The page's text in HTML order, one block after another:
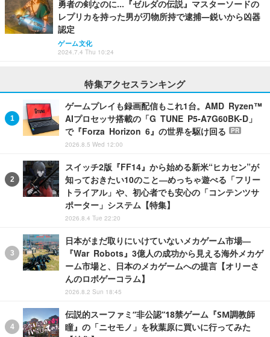
勇者の剣なのに…『ゼルダの伝説』マスターソードの
レプリカを持った男が刃物所持で逮捕―鋭いから凶器
認定
ゲーム文化
2024.7.4 Thu 10:24
特集アクセスランキング
ゲームプレイも録画配信もこれ1台。AMD Ryzen™
AIプロセッサ搭載の「G TUNE P5-A7G60BK-D」
で『Forza Horizon 6』の世界を駆け回る
PR
2026.8.5 Wed 12:00
スイッチ2版『FF14』から始める新米“ヒカセン”が
知っておきたい10のこと―めっちゃ遊べる「フリー
トライアル」や、初心者でも安心の「コンテンツサ
ポーター」システム【特集】
2026.8.4 Tue 22:20
日本がまだ取りにいけていないメカゲーム市場―
『War Robots』3億人の成功から見える海外メカゲ
ーム市場と、日本のメカゲームへの提言【オリーさ
んのロボゲーコラム】
2026.8.2 Sun 18:45
伝説的スーファミ“非公認”18禁ゲーム『SM調教師
瞳』の「ニセモノ」を秋葉原に買いに行ってみた